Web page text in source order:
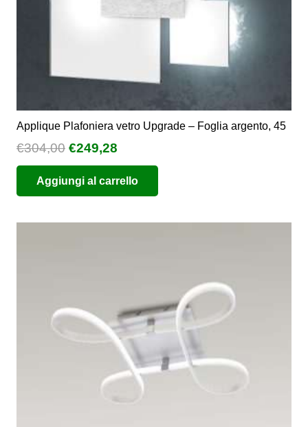
Applique Plafoniera vetro Upgrade – Foglia argento, 45
€304,00 Il
prezzo
originale
era:
€249,28
prezzo
attuale
è:
Aggiungi al carrello